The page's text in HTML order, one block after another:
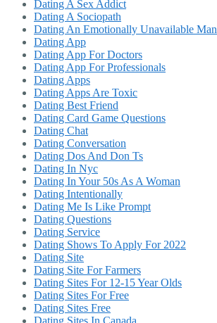
Dating A Sex Addict
Dating A Sociopath
Dating An Emotionally Unavailable Man
Dating App
Dating App For Doctors
Dating App For Professionals
Dating Apps
Dating Apps Are Toxic
Dating Best Friend
Dating Card Game Questions
Dating Chat
Dating Conversation
Dating Dos And Don Ts
Dating In Nyc
Dating In Your 50s As A Woman
Dating Intentionally
Dating Me Is Like Prompt
Dating Questions
Dating Service
Dating Shows To Apply For 2022
Dating Site
Dating Site For Farmers
Dating Sites For 12-15 Year Olds
Dating Sites For Free
Dating Sites Free